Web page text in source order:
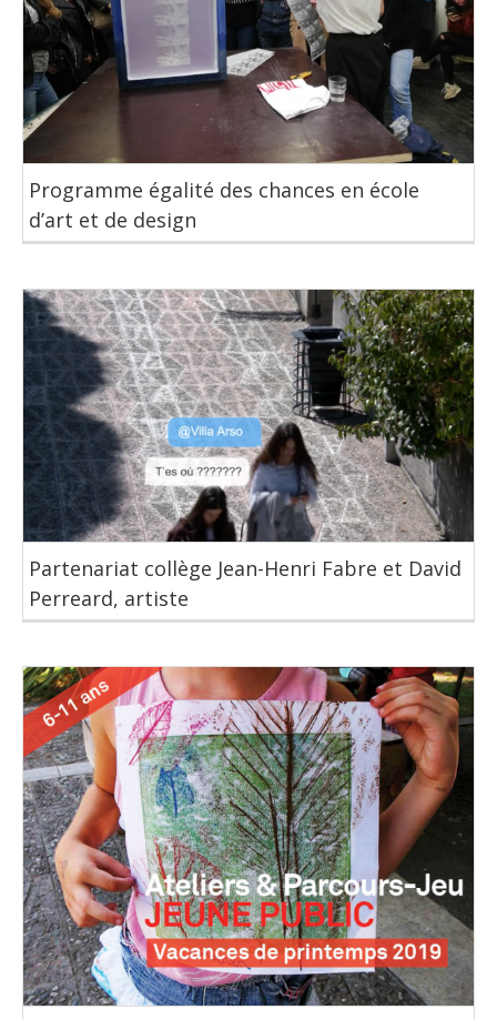
Programme égalité des chances en école
d’art et de design
Partenariat collège Jean-Henri Fabre et David
Perreard, artiste